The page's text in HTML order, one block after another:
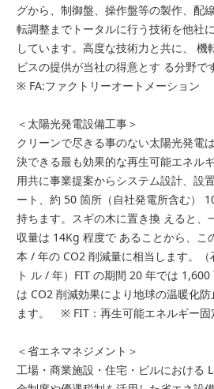
グから、制御盤、操作盤等の製作、配
転調整までトータルに行う技術を他社
しています。高度な技術力と共に、 機
ビスの提供が当社の得意とす る分野で
※ FA:ファクトリーオートメーション
＜太陽光発電設備工事＞
クリーンで尽きる事のない太陽光発電
決できる最も効果的な再生可能エネル
用共に事業提案からシステム設計、設
ート、約 50 箇所（自社発電所含む）
持ちます。スギの木に置き換 えると、
収量は 14Kg 程度で あることから、こ
本 / 年の CO2 削減量に相当します。
ト ル / 年）FIT の期間 20 年では
は CO2 削減効果により地球の温暖化
ます。 ※ FIT：再生可能エネルギー固
＜省エネマネジメント＞
工場・商業施設・住宅・ビルにおける